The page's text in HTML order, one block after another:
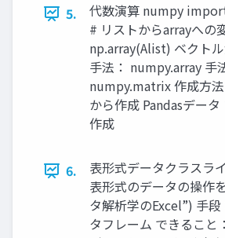
5.
代数演算 numpy
# リストからarrayへの
np.array(Alist) ベクト
手法： numpy.array 手
numpy.matrix 作成方
から作成 Pandasデー
作成
6.
表形式データクラスラ
表形式のデータの操作
タ解析学のExcel”) 手段
タフレーム できること